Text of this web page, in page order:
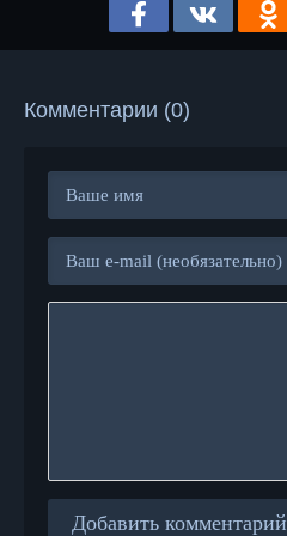
Комментарии (0)
Добавить комментарий